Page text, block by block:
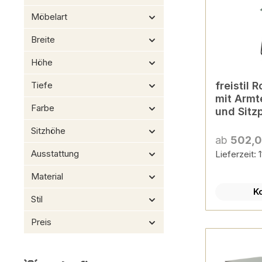
Möbelart
Breite
Höhe
Tiefe
Farbe
Sitzhöhe
Ausstattung
Material
Stil
Preis
freistil
mit
und
ab
Lieferzeit: